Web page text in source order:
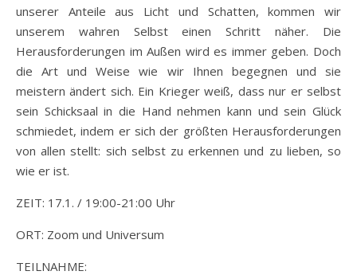
unserer Anteile aus Licht und Schatten, kommen wir
unserem wahren Selbst einen Schritt näher. Die
Herausforderungen im Außen wird es immer geben. Doch
die Art und Weise wie wir Ihnen begegnen und sie
meistern ändert sich. Ein Krieger weiß, dass nur er selbst
sein Schicksaal in die Hand nehmen kann und sein Glück
schmiedet, indem er sich der größten Herausforderungen
von allen stellt: sich selbst zu erkennen und zu lieben, so
wie er ist.
ZEIT: 17.1. / 19:00-21:00 Uhr
ORT: Zoom und Universum
TEILNAHME: